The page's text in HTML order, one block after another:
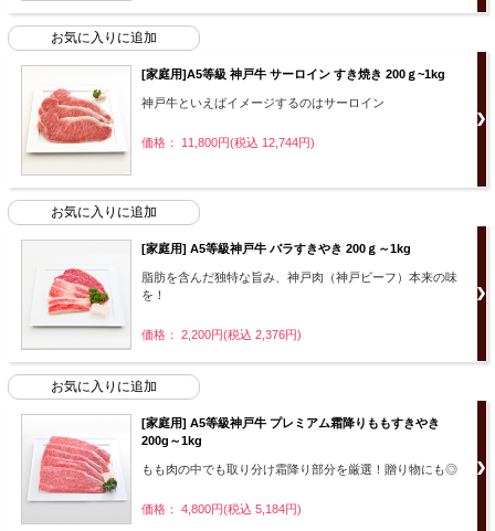
[家庭用]A5等級 神戸牛 サーロイン すき焼き 200ｇ~1kg
神戸牛といえばイメージするのはサーロイン
価格： 11,800円(税込 12,744円)
[家庭用] A5等級神戸牛 バラすきやき 200ｇ～1kg
脂肪を含んだ独特な旨み、神戸肉（神戸ビーフ）本来の味
を！
価格： 2,200円(税込 2,376円)
[家庭用] A5等級神戸牛 プレミアム霜降りももすきやき
200g～1kg
もも肉の中でも取り分け霜降り部分を厳選！贈り物にも◎
価格： 4,800円(税込 5,184円)